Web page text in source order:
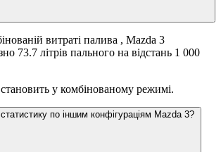
витраті палива , Mazda 3
73.7 літрів пального на відстань 1 000
у комбінованому режимі.
по іншим конфігураціям Mazda 3?